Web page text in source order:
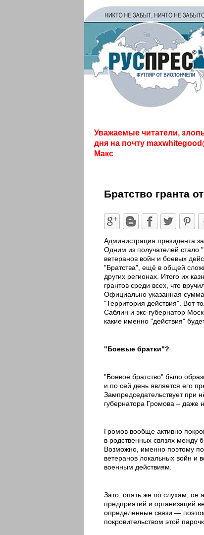
Уважаемые читатели,
дня на почту
Макс
Братство гранта
Администрация президента
Одним из получателей стало
ветеранов войн и боевых
"Братства", ещё в общей
других регионах. Итого их
грантов среди всех, что
Официально указанная
"Территория действия". Вот
Саблин и экс-губернатор
какие именно "действия"
"Боевые братки"?
"Боевое братство" было
и по сей день является его
Зампредседательствует при
губернатора Громова – даже
Громов вообще активно
в родственных связях между
Возможно, именно поэтому
ветеранов локальных войн и
военным действиям.
Зато, опять же по слухам, он
предприятий и организаций
определенные связи —
покровительством этой